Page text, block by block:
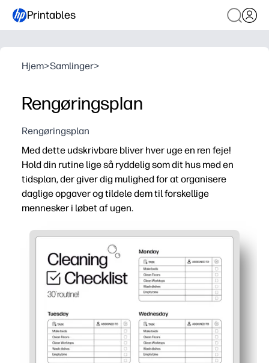
Printables
Hjem>Samlinger>
Rengøringsplan
Rengøringsplan
Med dette udskrivbare bliver hver uge en ren feje!
Hold din rutine lige så ryddelig som dit hus med en
tidsplan, der giver dig mulighed for at organisere
daglige opgaver og tildele dem til forskellige
mennesker i løbet af ugen.
Bare udskriv og post - opsætning uden forberedelse, du
Tildel pligter efter person og dag - klare forventninger
Børnevenligt layout øger buy-in - afkrydsningsfelter
Fleksibel og genanvendelig - sæt i en arkbeskytter til